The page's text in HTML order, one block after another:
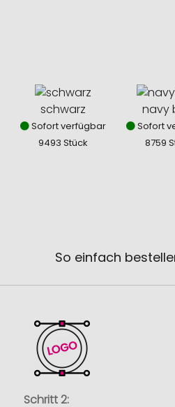
schwarz
Sofort verfügbar
9493 Stück
navy
Sofort
8759
So einfach
Schritt 2: